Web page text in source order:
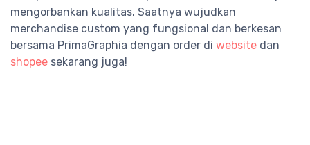
mengorbankan kualitas. Saatnya wujudkan
merchandise custom yang fungsional dan berkesan
bersama PrimaGraphia dengan order di website dan
shopee sekarang juga!